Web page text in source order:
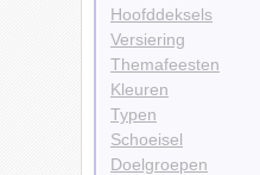
Hoofddeksels
Versiering
Themafeesten
Kleuren
Typen
Schoeisel
Doelgroepen